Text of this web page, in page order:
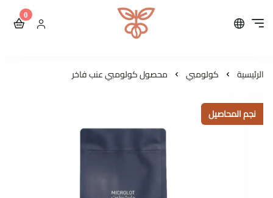
محمصة مايكرولوت للقهوة
0
الرئيسية كولومبي محصول كولومبي عنب فاخر
نجم المحاصيل